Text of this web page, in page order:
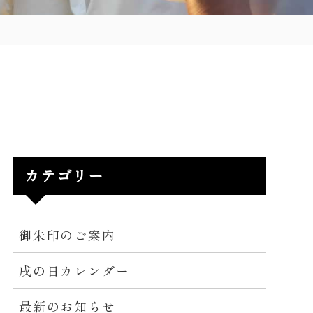
カテゴリー
御朱印のご案内
戌の日カレンダー
最新のお知らせ